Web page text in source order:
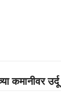
कमानीवर